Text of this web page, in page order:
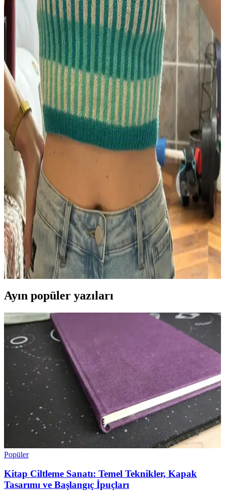
Uzun Süreli Aradan Sonra Örgüye Dönüş ve İlk
Proje Deneyimi Üzerine Bilgiler
Beş yıl ara verdikten sonra örgüye dönen kullanıcının ilk projesi ve
deneyimleri, örgü teknikleri, model seçimi ve gelişim önerileri
üzerine kapsamlı bilgiler sunuyor.
Tin Can Knits'in Bracken Yeleği: Kablo Örgü
Teknikleriyle İlk Giyilebilir Örgü Projesi
Bracken Yeleği, kablo örgü tekniklerini öğrenmek isteyenler için
tasarlanmış, esnek ve estetik bir modeldir. Malzeme ve renk seçimi
örgü detaylarını ön plana çıkarır, kişiselleştirmeye uygundur.
Scarfigan: Üstten Başlanan Özgün Eyer Omuzlu
Hırka Tasarımı ve Teknik Özellikleri
Scarfigan, üstten başlanarak örülen ve eyer omuz yapısına sahip
özgün bir hırka modelidir. Doğal renkler ve yerel düğmelerle sade
ve şık bir tasarım sunar, teknik ve estetik açıdan dikkat çeker.
Rumble Raglan Modelinde İplik Seçimi, Örgü
Gerilimi ve Bloklama Teknikleri
Rumble Raglan modelinde kullanılan Cascade 220 fingering ipliği
ve superwash ipliklerin avantajları tartışılıyor. Örgü gerilimi ve
bloklama işlemi örgünün görünümünü önemli ölçüde etkiliyor.
Ayın popüler yazıları
Popüler
Kitap Ciltleme Sanatı: Temel Teknikler, Kapak
Tasarımı ve Başlangıç İpuçları